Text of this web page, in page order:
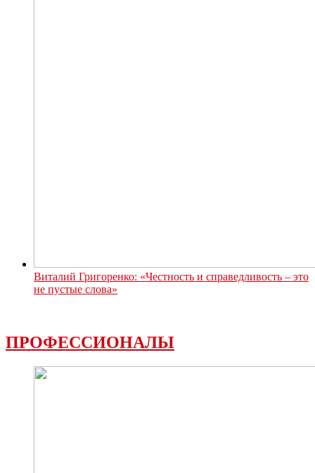
Виталий Григоренко: «Честность и справедливость – это
не пустые слова»
ПРОФЕССИОНАЛЫ